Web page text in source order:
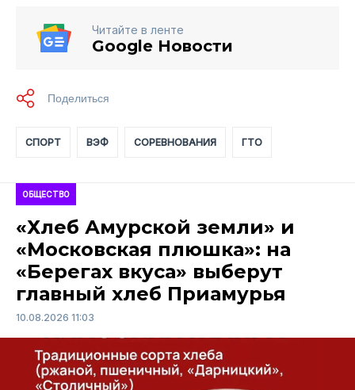
Читайте в ленте
Google Новости
СПОРТ ВЭФ СОРЕВНОВАНИЯ ГТО
ОБЩЕСТВО
«Хлеб Амурской земли» и
«Московская плюшка»: на
«Берегах вкуса» выберут
главный хлеб Приамурья
10.08.2026 11:03